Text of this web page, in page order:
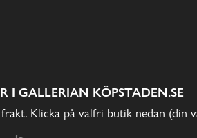
I GALLERIAN KÖPSTADEN.SE
Klicka på valfri butik nedan